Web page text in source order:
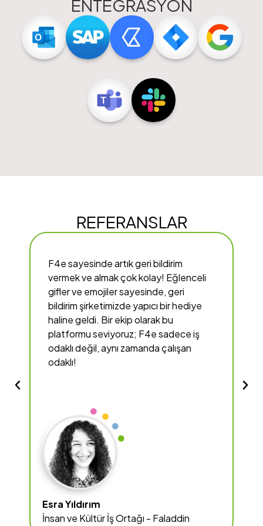
ENTEGRASYON
REFERANSLAR
F4esayesinde artık geri bildirim
vermek ve almak çok kolay! Eğlenceli
gifler ve emojiler sayesinde, geri
bildirim şirketimizde yapıcı bir hediye
haline geldi. Bir ekip olarak bu
platformu seviyoruz; F4esadece iş
odaklı değil, aynı zamanda çalışan
odaklı!
Esra Yıldırım
İnsan ve Kültür İş Ortağı - Faladdin